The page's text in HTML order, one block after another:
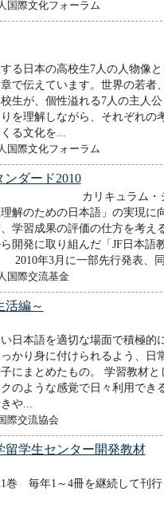
国際文化フォーラム
日本の高校生7人の人物像と
で伝えています。世界の若者
生が、個性溢れる7人の主人
を理解しながら、それぞれの
る文化を...
国際文化フォーラム
ンダード2010
カリキュラム・
理解のための日本語」の実現に
学習成果の評価の仕方を考え
開発に取り組んだ「JF日本語
2010年3月に一部先行発表、
国際交流基金
活編～
日本語を適切な場面で積極的
かり身に付けられるよう、日
にまとめたもの。 学習教材と
クのような感覚で日々利用でき
や...
際交流協会
留学生センター開発教材
巻 毎年1～4冊を継続して刊行